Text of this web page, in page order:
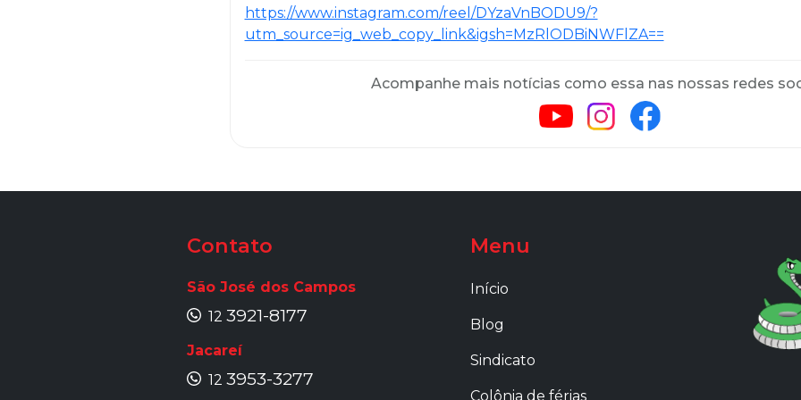
https://www.instagram.com/reel/DYzaVnBODU9/?
utm_source=ig_web_copy_link&igsh=MzRlODBiNWFlZA==
Acompanhe mais notícias como essa nas nossas redes
Contato
São José dos Campos
12 3921-8177
Jacareí
12 3953-3277
Menu
Início
Blog
Sindicato
Colônia de férias